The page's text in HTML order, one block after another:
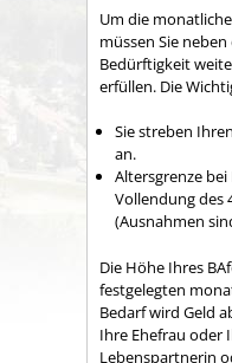
Um die
müssen Sie
Bedürftigkeit
erfüllen. Die
Sie streben
an.
Altersgrenze
Vollendung des
(Ausnahmen
Die Höhe Ihres
festgelegten
Bedarf wird Geld
Ihre Ehefrau oder
Lebenspartnerin